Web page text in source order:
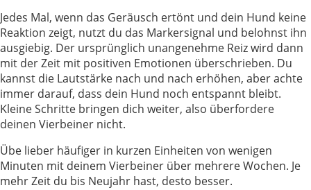
Jedes Mal, wenn das Geräusch ertönt und dein Hund keine
Reaktion zeigt, nutzt du das Markersignal und belohnst ihn
ausgiebig. Der ursprünglich unangenehme Reiz wird dann
mit der Zeit mit positiven Emotionen überschrieben. Du
kannst die Lautstärke nach und nach erhöhen, aber achte
immer darauf, dass dein Hund noch entspannt bleibt.
Kleine Schritte bringen dich weiter, also überfordere
deinen Vierbeiner nicht.
Übe lieber häufiger in kurzen Einheiten von wenigen
Minuten mit deinem Vierbeiner über mehrere Wochen. Je
mehr Zeit du bis Neujahr hast, desto besser.